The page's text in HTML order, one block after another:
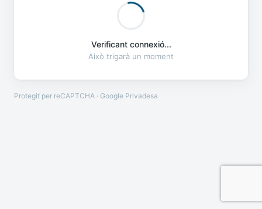
Verificant connexió...
Això trigarà un moment
Protegit per reCAPTCHA · Google Privadesa